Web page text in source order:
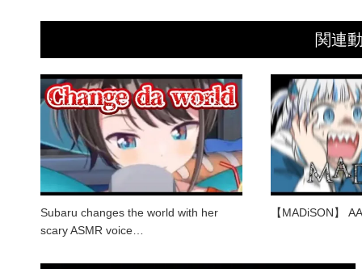
関連
Subaru changes the world with her
scary ASMR voice…
【MADiSON】